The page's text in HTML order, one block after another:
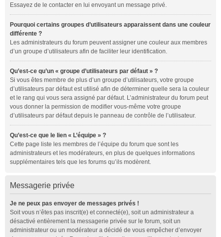
Essayez de le contacter en lui envoyant un message privé.
Pourquoi certains groupes d’utilisateurs apparaissent dans une couleur
différente ?
Les administrateurs du forum peuvent assigner une couleur aux membres
d’un groupe d’utilisateurs afin de faciliter leur identification.
Qu’est-ce qu’un « groupe d’utilisateurs par défaut » ?
Si vous êtes membre de plus d’un groupe d’utilisateurs, votre groupe
d’utilisateurs par défaut est utilisé afin de déterminer quelle sera la couleur
et le rang qui vous sera assigné par défaut. L’administrateur du forum peut
vous donner la permission de modifier vous-même votre groupe
d’utilisateurs par défaut depuis le panneau de contrôle de l’utilisateur.
Qu’est-ce que le lien « L’équipe » ?
Cette page liste les membres de l’équipe du forum que sont les
administrateurs et les modérateurs, en plus de quelques informations
supplémentaires tels que les forums qu’ils modèrent.
Messagerie privée
Je ne peux pas envoyer de messages privés !
Soit vous n’êtes pas inscrit(e) et connecté(e), soit un administrateur a
désactivé entièrement la messagerie privée sur le forum, soit un
administrateur ou un modérateur a décidé de vous empêcher d’envoyer